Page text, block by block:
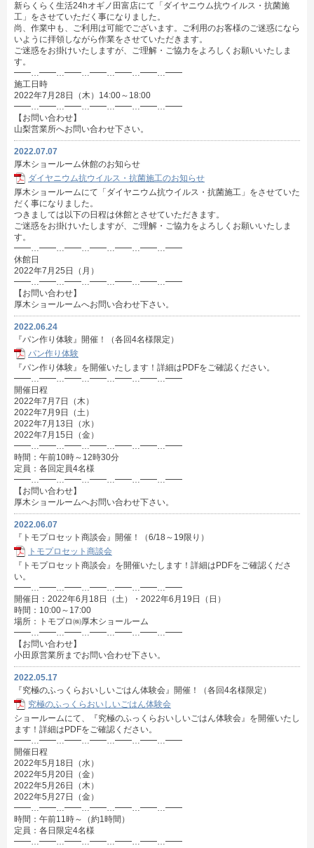
新らくらく生活24hオギノ田富店にて「ダイヤニウム抗ウイルス・抗菌施
工」をさせていただく事になりました。
尚、作業中も、ご利用は可能でございます。ご利用のお客様のご迷惑になら
いように拝領しながら作業をさせていただきます。
ご迷惑をお掛けいたしますが、ご理解・ご協力をよろしくお願いいたしま
す。
━━…━━…━━…━━…━━…━━…━━
施工日時
2022年7月28日（木）14:00～18:00
━━…━━…━━…━━…━━…━━…━━
【お問い合わせ】
山梨営業所へお問い合わせ下さい。
2022.07.07
厚木ショールーム休館のお知らせ
ダイヤニウム抗ウイルス・抗菌施工のお知らせ
厚木ショールームにて「ダイヤニウム抗ウイルス・抗菌施工」をさせていた
だく事になりました。
つきましては以下の日程は休館とさせていただきます。
ご迷惑をお掛けいたしますが、ご理解・ご協力をよろしくお願いいたしま
す。
━━…━━…━━…━━…━━…━━…━━
休館日
2022年7月25日（月）
━━…━━…━━…━━…━━…━━…━━
【お問い合わせ】
厚木ショールームへお問い合わせ下さい。
2022.06.24
『パン作り体験』開催！（各回4名様限定）
パン作り体験
『パン作り体験』を開催いたします！詳細はPDFをご確認ください。
━━…━━…━━…━━…━━…━━…━━
開催日程
2022年7月7日（木）
2022年7月9日（土）
2022年7月13日（水）
2022年7月15日（金）
━━…━━…━━…━━…━━…━━…━━
時間：午前10時～12時30分
定員：各回定員4名様
━━…━━…━━…━━…━━…━━…━━
【お問い合わせ】
厚木ショールームへお問い合わせ下さい。
2022.06.07
『トモプロセット商談会』開催！（6/18～19限り）
トモプロセット商談会
『トモプロセット商談会』を開催いたします！詳細はPDFをご確認くださ
い。
━━…━━…━━…━━…━━…━━…━━
開催日：2022年6月18日（土）・2022年6月19日（日）
時間：10:00～17:00
場所：トモプロ㈱厚木ショールーム
━━…━━…━━…━━…━━…━━…━━
【お問い合わせ】
小田原営業所までお問い合わせ下さい。
2022.05.17
『究極のふっくらおいしいごはん体験会』開催！（各回4名様限定）
究極のふっくらおいしいごはん体験会
ショールームにて、『究極のふっくらおいしいごはん体験会』を開催いたし
ます！詳細はPDFをご確認ください。
━━…━━…━━…━━…━━…━━…━━
開催日程
2022年5月18日（水）
2022年5月20日（金）
2022年5月26日（木）
2022年5月27日（金）
━━…━━…━━…━━…━━…━━…━━
時間：午前11時～（約1時間）
定員：各日限定4名様
━━…━━…━━…━━…━━…━━…━━